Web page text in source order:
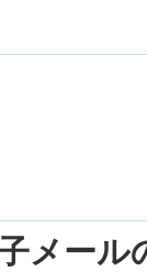
メール